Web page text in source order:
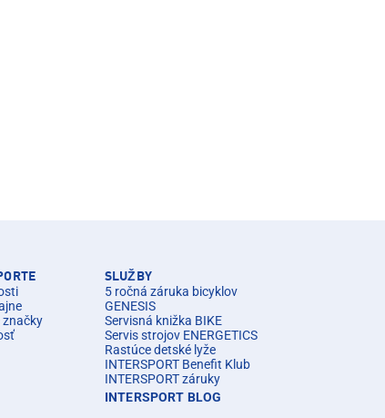
značky
SLUŽBY
5 ročná záruka bicyklov
GENESIS
Servisná knižka BIKE
Servis strojov ENERGETICS
Rastúce detské lyže
INTERSPORT Benefit Klub
INTERSPORT záruky
INTERSPORT BLOG